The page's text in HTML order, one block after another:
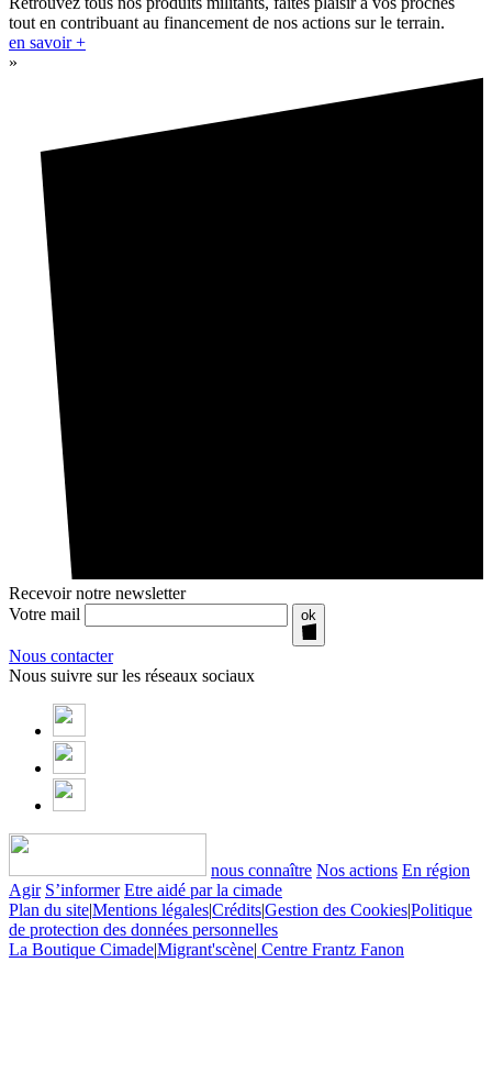
tout en contribuant au financement de nos actions sur le terrain.
en savoir +
»
Recevoir notre newsletter
Votre mail
ok
Nous contacter
Nous suivre sur les réseaux sociaux
nous connaître Nos actions En région
Agir S’informer Etre aidé par la cimade
Plan du site|Mentions légales|Crédits|Gestion des Cookies|Politique
de protection des données personnelles
La Boutique Cimade|Migrant'scène| Centre Frantz Fanon